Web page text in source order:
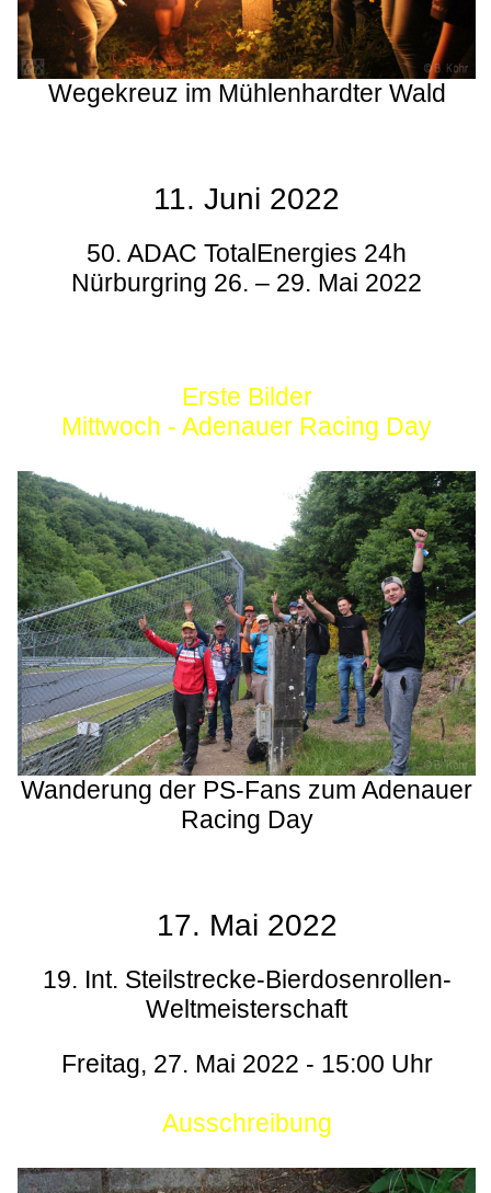
Wegekreuz im Mühlenhardter Wald
11. Juni 2022
50. ADAC TotalEnergies 24h
Nürburgring 26. – 29. Mai 2022
Erste Bilder
Mittwoch - Adenauer Racing Day
Wanderung der PS-Fans zum Adenauer
Racing Day
17. Mai 2022
19. Int. Steilstrecke-Bierdosenrollen-
Weltmeisterschaft
Freitag, 27. Mai 2022 - 15:00 Uhr
Ausschreibung